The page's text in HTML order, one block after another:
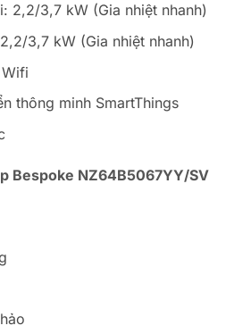
2,2/3,7 kW (Gia nhiệt nhanh)
3,7 kW (Gia nhiệt nhanh)
thông minh SmartThings
Bespoke NZ64B5067YY/SV